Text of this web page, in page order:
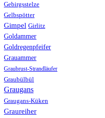
Gebirgsstelze
Gelbspötter
Gimpel Girlitz
Goldammer
Goldregenpfeifer
Grauammer
Graubrust-Strandläufer
Graubülbül
Graugans
Graugans-Küken
Graureiher